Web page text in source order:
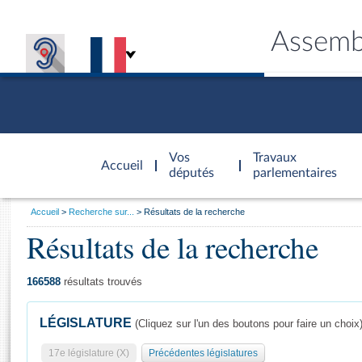
Accueil
d'accueil
Vos
députés
Travaux
parlementaires
Général
Vous
Accueil Recherche sur... Résultats de la recherche
Résultats de la recherche
166588 résultats trouvés
LÉGISLATURE (Cliquez sur l'un des boutons pour faire un choix)
17e législature (X) Précédentes législatures